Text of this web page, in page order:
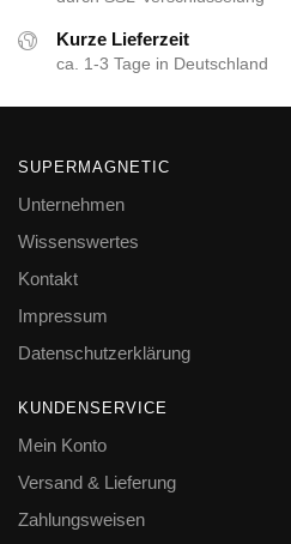
Kurze Lieferzeit
ca. 1-3 Tage in Deutschland
SUPERMAGNETIC
Unternehmen
Wissenswertes
Kontakt
Impressum
Datenschutzerklärung
KUNDENSERVICE
Mein Konto
Versand & Lieferung
Zahlungsweisen